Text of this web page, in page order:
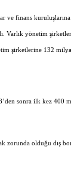
ve finans
Varlık yönetim
şirketlerine 132
sonra ilk kez 400
olduğu dış